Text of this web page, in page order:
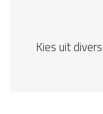
Kies uit